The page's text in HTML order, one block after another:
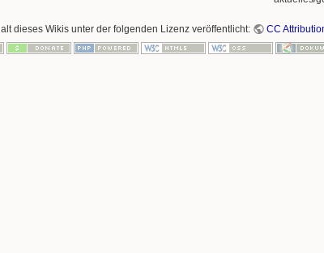
dieses Wikis unter der folgenden Lizenz veröffentlicht: CC